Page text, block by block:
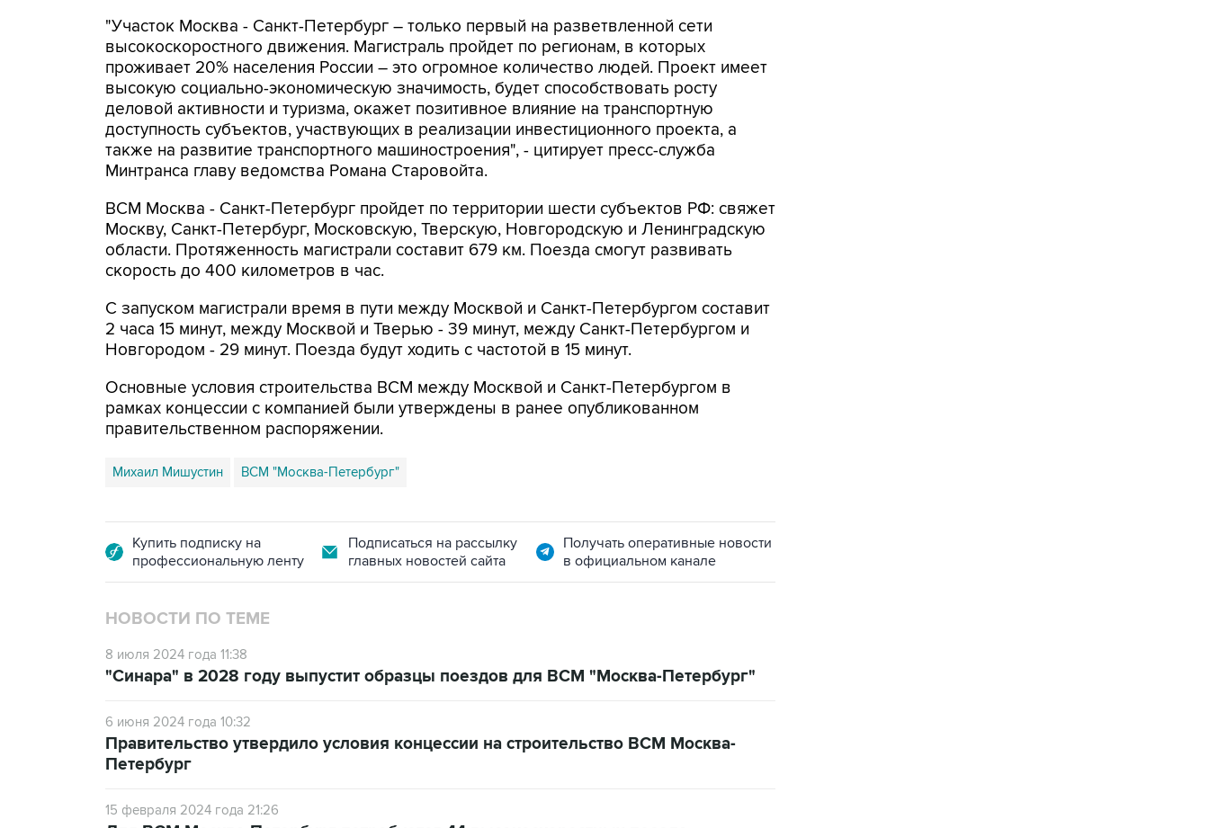
"Участок Москва - Санкт-Петербург – только первый на разветвленной сети
высокоскоростного движения. Магистраль пройдет по регионам, в которых
проживает 20% населения России – это огромное количество людей. Проект имеет
высокую социально-экономическую значимость, будет способствовать росту
деловой активности и туризма, окажет позитивное влияние на транспортную
доступность субъектов, участвующих в реализации инвестиционного проекта, а
также на развитие транспортного машиностроения", - цитирует пресс-служба
Минтранса главу ведомства Романа Старовойта.
ВСМ Москва - Санкт-Петербург пройдет по территории шести субъектов РФ: свяжет
Москву, Санкт-Петербург, Московскую, Тверскую, Новгородскую и Ленинградскую
области. Протяженность магистрали составит 679 км. Поезда смогут развивать
скорость до 400 километров в час.
С запуском магистрали время в пути между Москвой и Санкт-Петербургом составит
2 часа 15 минут, между Москвой и Тверью - 39 минут, между Санкт-Петербургом и
Новгородом - 29 минут. Поезда будут ходить с частотой в 15 минут.
Основные условия строительства ВСМ между Москвой и Санкт-Петербургом в
рамках концессии с компанией были утверждены в ранее опубликованном
правительственном распоряжении.
Михаил Мишустин ВСМ "Москва-Петербург"
Купить подписку на
профессиональную ленту
Подписаться на рассылку
главных новостей сайта
Получать оперативные новости
в официальном канале
НОВОСТИ ПО ТЕМЕ
8 июля 2024 года 11:38
"Синара" в 2028 году выпустит образцы поездов для ВСМ "Москва-Петербург"
6 июня 2024 года 10:32
Правительство утвердило условия концессии на строительство ВСМ Москва-
Петербург
15 февраля 2024 года 21:26